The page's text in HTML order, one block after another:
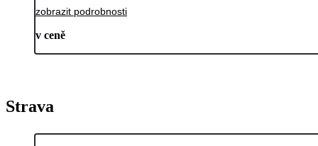
zobrazit podrobnosti
v ceně
Strava